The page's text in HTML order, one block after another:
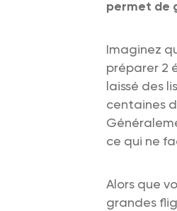
permet de
Imaginez
préparer 2
laissé des
centaines
ce qui ne
Alors que
grandes